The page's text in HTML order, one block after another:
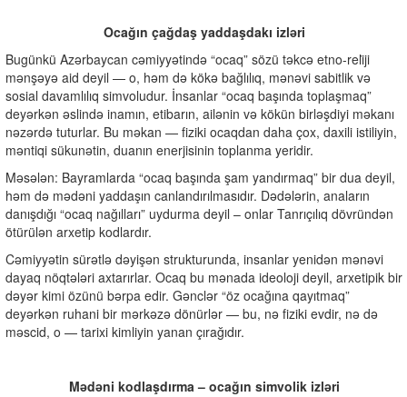
Ocağın çağdaş yaddaşdakı izləri
Bugünkü Azərbaycan cəmiyyətində “ocaq” sözü təkcə etno-reli̇ji
mənşəyə aid deyil — o, həm də kökə bağlılıq, mənəvi sabitlik və
sosial davamlılıq simvoludur. İnsanlar “ocaq başında toplaşmaq”
deyərkən əslində inamın, etibarın, ailənin və kökün birləşdiyi məkanı
nəzərdə tuturlar. Bu məkan — fiziki ocaqdan daha çox, daxili istiliyin,
məntiqi sükunətin, duanın enerjisinin toplanma yeridir.
Məsələn: Bayramlarda “ocaq başında şam yandırmaq” bir dua deyil,
həm də mədəni yaddaşın canlandırılmasıdır. Dədələrin, anaların
danışdığı “ocaq nağılları” uydurma deyil – onlar Tanrıçılıq dövründən
ötürülən arxetip kodlardır.
Cəmiyyətin sürətlə dəyişən strukturunda, insanlar yenidən mənəvi
dayaq nöqtələri axtarırlar. Ocaq bu mənada ideoloji deyil, arxetipik bir
dəyər kimi özünü bərpa edir. Gənclər “öz ocağına qayıtmaq”
deyərkən ruhani bir mərkəzə dönürlər — bu, nə fiziki evdir, nə də
məscid, o — tarixi kimliyin yanan çırağıdır.
Mədəni kodlaşdırma – ocağın simvolik izləri